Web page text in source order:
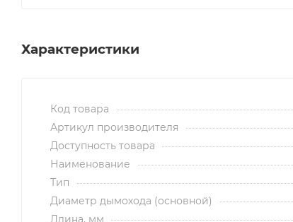
Характеристики
Код товара
Артикул производителя
Доступность товара
Наименование
Тип
Диаметр дымохода (основной)
Длина, мм